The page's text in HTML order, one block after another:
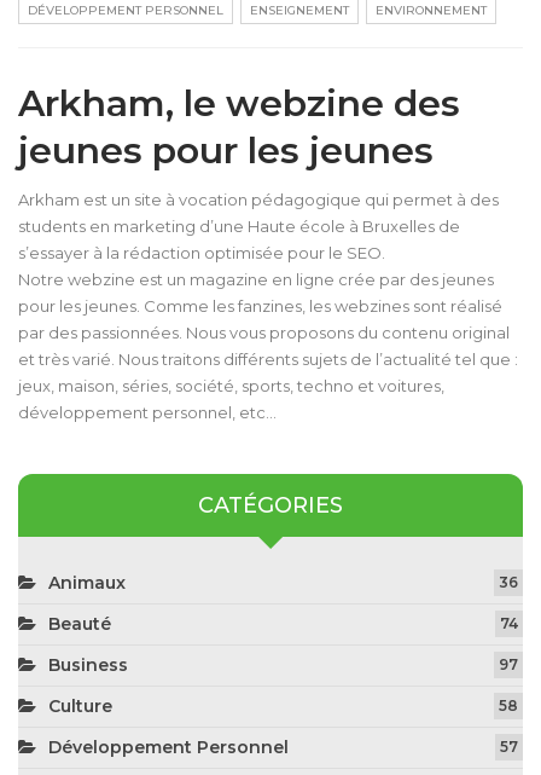
DÉVELOPPEMENT PERSONNEL ENSEIGNEMENT ENVIRONNEMENT
Arkham, le webzine des
jeunes pour les jeunes
Arkham est un site à vocation pédagogique qui permet à des
students en marketing d’une Haute école à Bruxelles de
s’essayer à la rédaction optimisée pour le SEO.
Notre webzine est un magazine en ligne crée par des jeunes
pour les jeunes. Comme les fanzines, les webzines sont réalisé
par des passionnées. Nous vous proposons du contenu original
et très varié. Nous traitons différents sujets de l’actualité tel que :
jeux, maison, séries, société, sports, techno et voitures,
développement personnel, etc…
CATÉGORIES
Animaux 36
Beauté 74
Business 97
Culture 58
Développement Personnel 57